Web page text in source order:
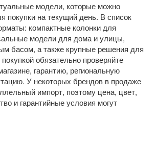
модели, которые можно
покупки на текущий день. В список
компактные колонки для
модели для дома и улицы,
басом, а также крупные решения для
обязательно проверяйте
гарантию, региональную
У некоторых брендов в продаже
импорт, поэтому цена, цвет,
и гарантийные условия могут